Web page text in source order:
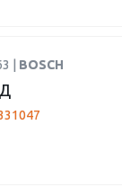
| BOSCH